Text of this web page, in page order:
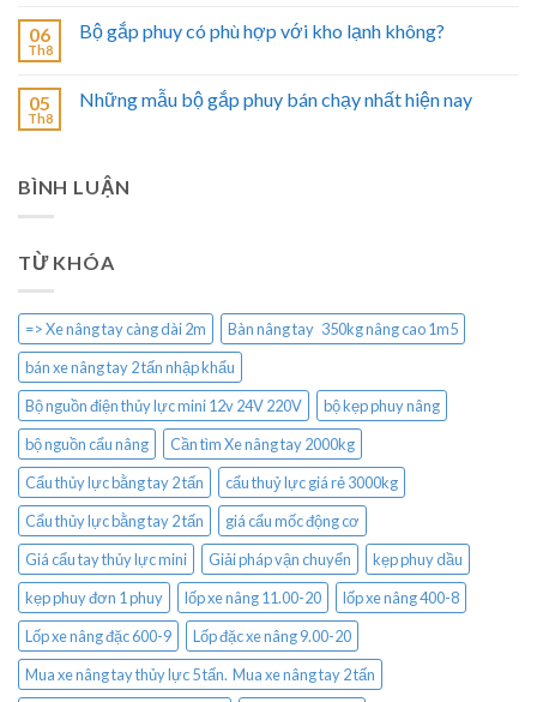
06
Th8
Bộ gắp phuy có phù hợp với kho lạnh không?
05
Th8
Những mẫu bộ gắp phuy bán chạy nhất hiện nay
BÌNH LUẬN
TỪ KHÓA
=> Xe nâng tay càng dài 2m
Bàn nâng tay 350kg nâng cao 1m5
bán xe nâng tay 2 tấn nhập khẩu
Bộ nguồn điện thủy lực mini 12v 24V 220V
bộ kẹp phuy nâng
bộ nguồn cẩu nâng
Cần tìm Xe nâng tay 2000kg
Cẩu thủy lực bằng tay 2 tấn
cẩu thuỷ lực giá rẻ 3000kg
Cẩu thủy lực bằng tay 2 tấn
giá cẩu mốc động cơ
Giá cẩu tay thủy lực mini
Giải pháp vận chuyển
kẹp phuy dầu
kẹp phuy đơn 1 phuy
lốp xe nâng 11.00-20
lốp xe nâng 400-8
Lốp xe nâng đặc 600-9
Lốp đặc xe nâng 9.00-20
Mua xe nâng tay thủy lực 5 tấn. Mua xe nâng tay 2 tấn